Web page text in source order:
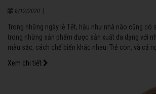
8/12/2020
Trong những ngày lễ Tết, hầu như nhà nào cũng có
trong những sản phẩm được sản xuất đa dạng với
màu sắc, cách chế biến khác nhau. Trẻ con, và cả
la có“bổ” không, nhất là đối với trẻ em?
Xem chi tiết